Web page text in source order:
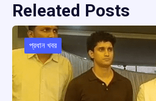
Releated Posts
প্রধান খবর